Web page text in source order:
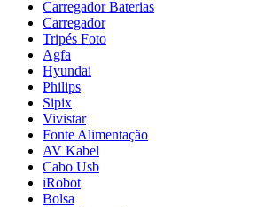
Carregador Baterias
Carregador
Tripés Foto
Agfa
Hyundai
Philips
Sipix
Vivistar
Fonte Alimentação
AV Kabel
Cabo Usb
iRobot
Bolsa